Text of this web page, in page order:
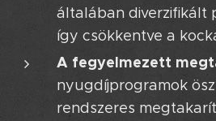
általában diverzifikált
így csökkentve a
A fegyelmezett
nyugdíjprogramok
rendszeres